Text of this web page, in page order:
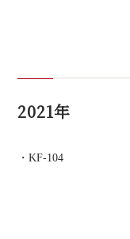
2021年
KF-104